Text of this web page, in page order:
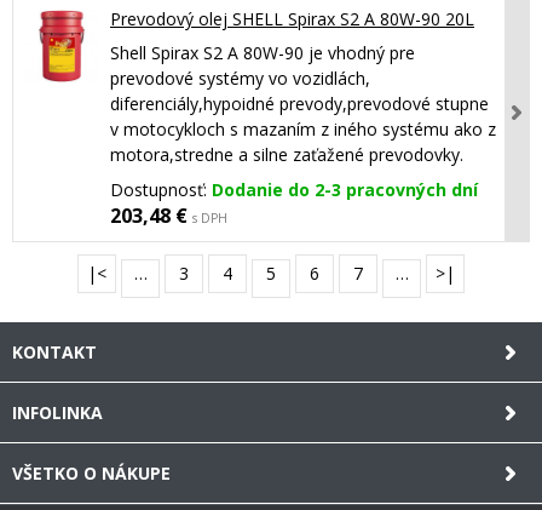
Prevodový olej SHELL Spirax S2 A 80W-90 20L
Shell Spirax S2 A 80W-90 je vhodný pre
prevodové systémy vo vozidlách,
diferenciály,hypoidné prevody,prevodové stupne
v motocykloch s mazaním z iného systému ako z
motora,stredne a silne zaťažené prevodovky.
Dostupnosť: Dodanie do 2-3 pracovných dní
203,48 € s DPH
|< … 3 4 5 6 7 … >|
KONTAKT
INFOLINKA
VŠETKO O NÁKUPE